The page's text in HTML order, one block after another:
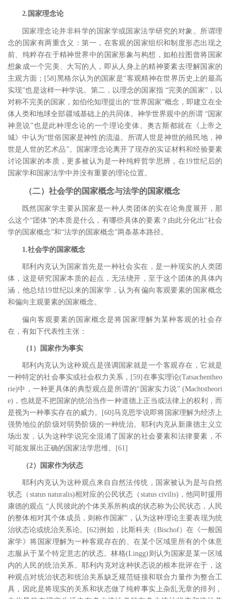
2.国家理念论
国家理念论并非科学的国家学或国家法学研究的对象。所谓理
念的国家有两重含义：第一，在客观的国家组织和制度形态出现之
前、纯粹存在于精神世界中的国家形象与构想，如柏拉图曾将国家
想象成一个完美、大写的人，即从人身上的精神要素去理解国家的
主观方面； [58]黑格尔认为的国家是“客观精神在世界历史上的最高
实现”也是这样一种学说。第二，以理念的国家指 “完美的国家”，以
对称不完美的国家，如伯伦知理提出的“世界国家”概念，即建立在全
体人类和地球全部疆域基础上的共同体。神学世界观中的所谓 “国家
神意说”也是此种理念论的一个理论变体。奥古斯都就在《上帝之
城》中认为“世俗国家是神性的流溢。所谓人世是神世的殖民地，神
世是人世的艺术品”。国家理念论离开了现存的实证材料和经验要素
讨论国家的本质，更多被认为是一种纯粹哲学思辨，在19世纪后的
国家学和国家法学中并没有重要的理论位置。
（二）社会学的国家概念与法学的国家概念
既然国家学主要从国家是一种人类团体的实在论角度展开，那
么这个“团体”的本质是什么，有哪些具体的要素？由此分化出“社会
学的国家概念”和“法学的国家概念”两条基本路径。
1.社会学的国家概念
耶利内克认为国家首先是一种社会实在，是一种现实的人类团
体，这是研究国家本质的起点，无法绕开，至于这个团体的具体内
涵，他总结19世纪以来的国家学，认为有偏向客观要素的国家概念
和偏向主观要素的国家概念。
偏向客观要素的国家概念是将国家理解为某种客观的社会存
在，有如下代表性主张：
（1）国家作为事实
耶利内克认为这种观点是强调国家就是一个客观存在，它就是
一种特定的社会事实或社会权力关系， [59] 在事实理论(Tatsachentheo
rie)中，一种更具体的典型观点是所谓的“国家实力说” (Machtstheori
e) ，也就是不把国家的统治当作一种道德上正当或法律上的权利，而
是视为一种事实存在的威力。
[60]马克思学说即将国家理解为经济上
强势地位的阶级对弱势阶级的一种统治。耶利内克从新康德主义立
场出发，认为这种学说完全混淆了国家的社会要素和法律要素，不
可能发展出正确的国家法学思维。
[61]
（2）国家作为状态
耶利内克认为这种观点来自自然法传统，国家被认为是与自然
状态（ status naturalis)相对应的公民状态（ status civilis) ，他同时援用
康德的观点 “人民彼此的个体关系所构成的状态称为公民状态，人民
的整体相对其个体成员，则称作国家”，认为这种理论主要表现为统
治状态论或统治关系论。
[62]例如，比斯科夫（Bischof）在《一般国
家学》将国家理解为一种客观存在的、在某个区域里所有的个体意
志服从于某个特定意志的状态。林格(Lingg) 则认为国家是某一区域
内的人民的统治关系。耶利内克对这种状态说的根本批评在于，这
种观点对统治状态和统治关系缺乏规范链接和联合力量作为整合工
具，因此是将现实的关系和状态做了纯粹事实上杂乱无章的排列，